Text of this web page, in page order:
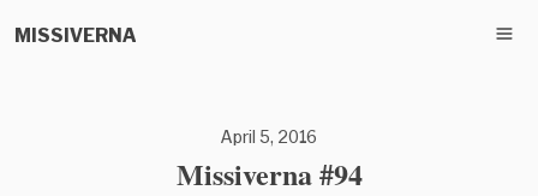
MISSIVERNA
April 5, 2016
Missiverna #94